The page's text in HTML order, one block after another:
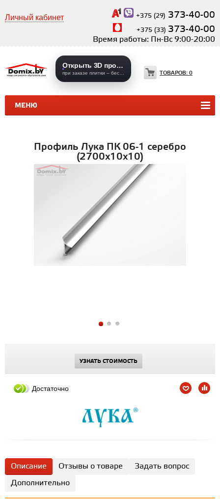
Личный кабинет +375 (29) 373-40-00
+375 (33) 373-40-00
Время работы: Пн-Вс 9:00-20:00
МЕНЮ
Открыть 3D проекты
ТОВАРОВ: 0
КЕРАМИЧЕСКАЯ ПЛИТКА
Профиль Лука ПК 06-1 серебро
(2700х10х10)
УЗНАТЬ СТОИМОСТЬ
Достаточно
Описание Отзывы о товаре
Задать вопрос
Дополнительно